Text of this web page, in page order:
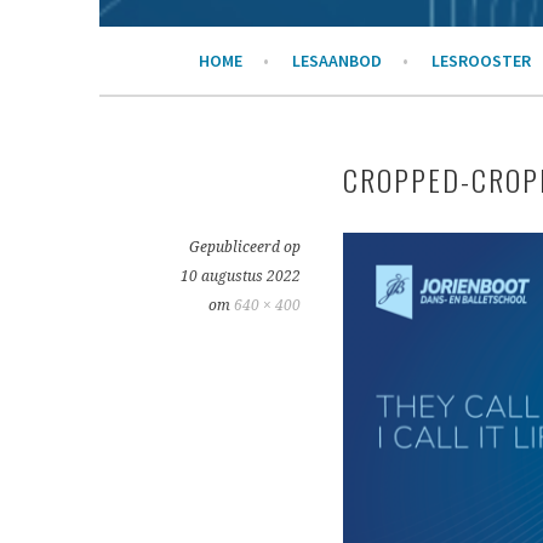
DANS- EN
HOME LESAANBOD LESROOSTER
CROPPED-
Gepubliceerd op
10 augustus 2022
om 640 × 400